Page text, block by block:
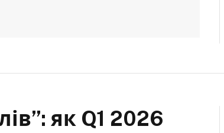
як Q1 2026